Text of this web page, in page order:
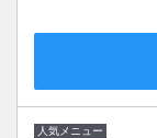
#髪質改善＃ケアプ
人気メニュー